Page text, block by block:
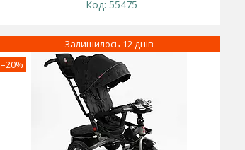
55475
–20%
Залишилось 12 днів